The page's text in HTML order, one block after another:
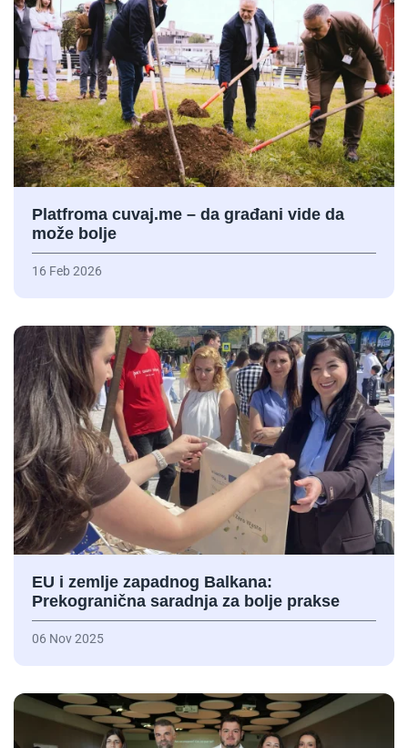
Platfroma cuvaj.me – da građani vide da
može bolje
16 Feb 2026
EU i zemlje zapadnog Balkana:
Prekogranična saradnja za bolje prakse
06 Nov 2025